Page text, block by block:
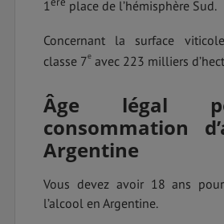
1
place de l’hémisphère Sud.
Concernant la surface
classe 7ᵉ avec 223 milliers
Âge légal
consommation
Argentine
Vous devez avoir 18 ans
l’alcool en Argentine.